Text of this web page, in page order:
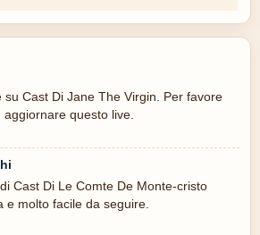
su Cast Di Jane The Virgin. Per favore
aggiornare questo live.
Cast Di Le Comte De Monte-cristo
e molto facile da seguire.